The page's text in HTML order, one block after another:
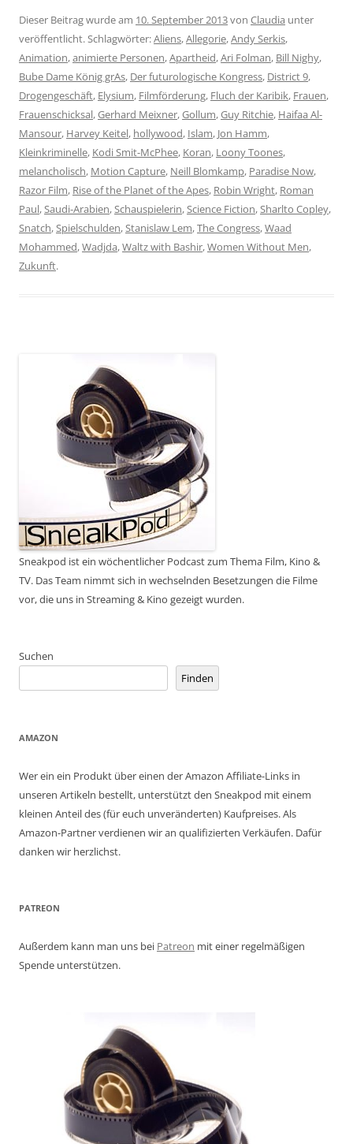
Dieser Beitrag wurde am 10. September 2013von Claudia unter
veröffentlicht. Schlagwörter:Aliens,Allegorie,Andy Serkis,
Animation,animierte Personen,Apartheid,Ari Folman, Bill Nighy,
Bube Dame König grAs, Der futurologische Kongress, District 9,
Drogengeschäft, Elysium, Filmförderung, Fluch der Karibik, Frauen,
Frauenschicksal,Gerhard Meixner,Gollum,Guy Ritchie, Haifaa Al-
Mansour, Harvey Keitel, hollywood, Islam, Jon Hamm,
Kleinkriminelle, Kodi Smit-McPhee, Koran, Loony Toones,
melancholisch, Motion Capture, Neill Blomkamp, Paradise Now,
Razor Film, Rise of the Planet of the Apes, Robin Wright, Roman
Paul,Saudi-Arabien,Schauspielerin,Science Fiction,Sharlto Copley,
Snatch,Spielschulden,Stanislaw Lem,The Congress,Waad
Mohammed,Wadjda,Waltz with Bashir,Women Without Men,
Zukunft.
Sneakpod ist ein wöchentlicher Podcast zum Thema Film, Kino &
TV. Das Team nimmt sich in wechselnden Besetzungen die Filme
vor, die uns in Streaming & Kino gezeigt wurden.
Suchen
Finden
AMAZON
Wer ein ein Produkt über einen der Amazon Affiliate-Links in
unseren Artikeln bestellt, unterstützt den Sneakpod mit einem
kleinen Anteil des (für euch unveränderten) Kaufpreises. Als
Amazon-Partner verdienen wir an qualifizierten Verkäufen. Dafür
danken wir herzlichst.
PATREON
Außerdem kann man uns bei Patreon mit einer regelmäßigen
Spende unterstützen.